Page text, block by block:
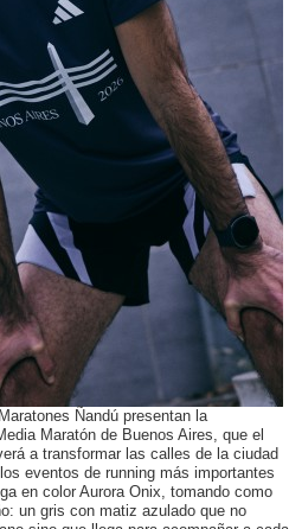
Ñandú presentan la
Maratón de Buenos Aires, que el
a transformar las calles de la ciudad
eventos de running más importantes
en color Aurora Onix, tomando como
un gris con matiz azulado que no